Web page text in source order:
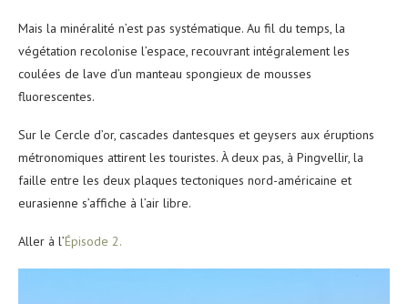
Mais la minéralité n’est pas systématique. Au fil du temps, la
végétation recolonise l’espace, recouvrant intégralement les
coulées de lave d’un manteau spongieux de mousses
fluorescentes.
Sur le Cercle d’or, cascades dantesques et geysers aux éruptions
métronomiques attirent les touristes. À deux pas, à Pingvellir, la
faille entre les deux plaques tectoniques nord-américaine et
eurasienne s’affiche à l’air libre.
Aller à l’Épisode 2.